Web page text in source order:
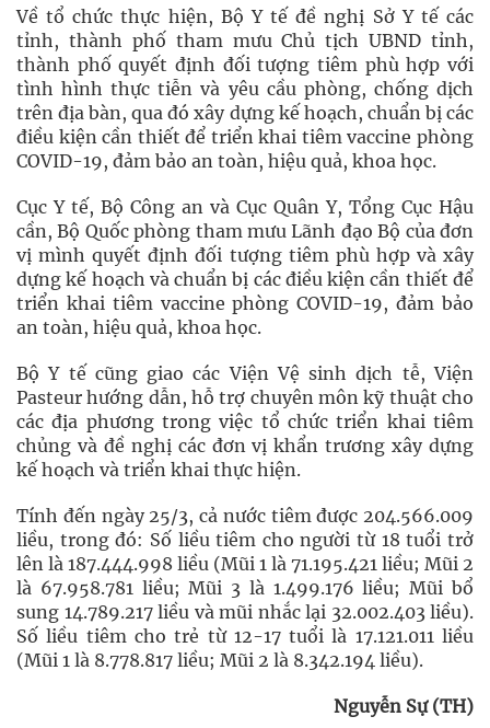
Về tổ chức thực hiện, Bộ Y tế đề nghị Sở Y tế các
tỉnh, thành phố tham mưu Chủ tịch UBND tỉnh,
thành phố quyết định đối tượng tiêm phù hợp với
tình hình thực tiễn và yêu cầu phòng, chống dịch
trên địa bàn, qua đó xây dựng kế hoạch, chuẩn bị các
điều kiện cần thiết để triển khai tiêm vaccine phòng
COVID-19, đảm bảo an toàn, hiệu quả, khoa học.
Cục Y tế, Bộ Công an và Cục Quân Y, Tổng Cục Hậu
cần, Bộ Quốc phòng tham mưu Lãnh đạo Bộ của đơn
vị mình quyết định đối tượng tiêm phù hợp và xây
dựng kế hoạch và chuẩn bị các điều kiện cần thiết để
triển khai tiêm vaccine phòng COVID-19, đảm bảo
an toàn, hiệu quả, khoa học.
Bộ Y tế cũng giao các Viện Vệ sinh dịch tễ, Viện
Pasteur hướng dẫn, hỗ trợ chuyên môn kỹ thuật cho
các địa phương trong việc tổ chức triển khai tiêm
chủng và đề nghị các đơn vị khẩn trương xây dựng
kế hoạch và triển khai thực hiện.
Tính đến ngày 25/3, cả nước tiêm được 204.566.009
liều, trong đó: Số liều tiêm cho người từ 18 tuổi trở
lên là 187.444.998 liều (Mũi 1 là 71.195.421 liều; Mũi 2
là 67.958.781 liều; Mũi 3 là 1.499.176 liều; Mũi bổ
sung 14.789.217 liều và mũi nhắc lại 32.002.403 liều).
Số liều tiêm cho trẻ từ 12-17 tuổi là 17.121.011 liều
(Mũi 1 là 8.778.817 liều; Mũi 2 là 8.342.194 liều).
Nguyễn Sự (TH)